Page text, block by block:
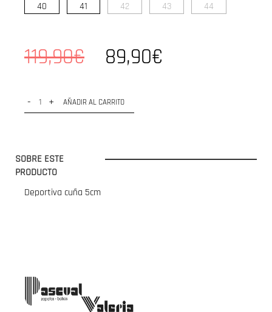
40 41 42 43 44
119,90€ 89,90€
- + AÑADIR AL CARRITO
SOBRE ESTE
PRODUCTO
Deportiva cuña 5cm